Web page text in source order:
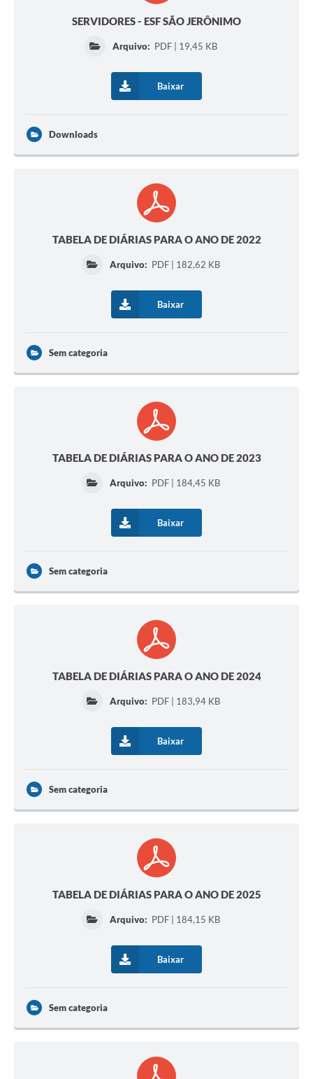
SERVIDORES - ESF SÃO JERÔNIMO
Arquivo: PDF | 19,45 KB
Baixar
Downloads
TABELA DE DIÁRIAS PARA O ANO DE 2022
Arquivo: PDF | 182,62 KB
Baixar
Sem categoria
TABELA DE DIÁRIAS PARA O ANO DE 2023
Arquivo: PDF | 184,45 KB
Baixar
Sem categoria
TABELA DE DIÁRIAS PARA O ANO DE 2024
Arquivo: PDF | 183,94 KB
Baixar
Sem categoria
TABELA DE DIÁRIAS PARA O ANO DE 2025
Arquivo: PDF | 184,15 KB
Baixar
Sem categoria